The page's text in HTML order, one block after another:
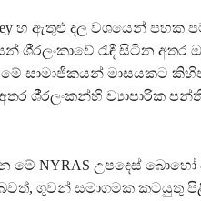
හ ඇතුළු දල වශයෙන්
ශී‍්‍රලංකාවේ රැඳී සිටින අතර
සාමාජිකයන් මාසයකට
ශී‍්‍රලංකන්හි ව්‍යාපාරික
NYRAS උපදෙස් බොහෝ
ගුවන් සමාගමක කටයුතු